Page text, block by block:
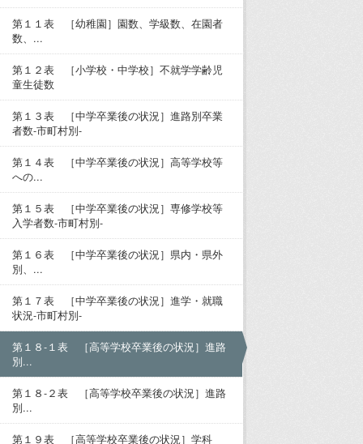
第１１表 ［幼稚園］園数、学級数、在園者
数、...
第１２表 ［小学校・中学校］不就学学齢児
童生徒数
第１３表 ［中学卒業後の状況］進路別卒業
者数-市町村別-
第１４表 ［中学卒業後の状況］高等学校等
への...
第１５表 ［中学卒業後の状況］専修学校等
入学者数-市町村別-
第１６表 ［中学卒業後の状況］県内・県外
別、...
第１７表 ［中学卒業後の状況］進学・就職
状況-市町村別-
第１８-１表 ［高等学校卒業後の状況］進路
別...
第１８-２表 ［高等学校卒業後の状況］進路
別...
第１９表 ［高等学校卒業後の状況］学科